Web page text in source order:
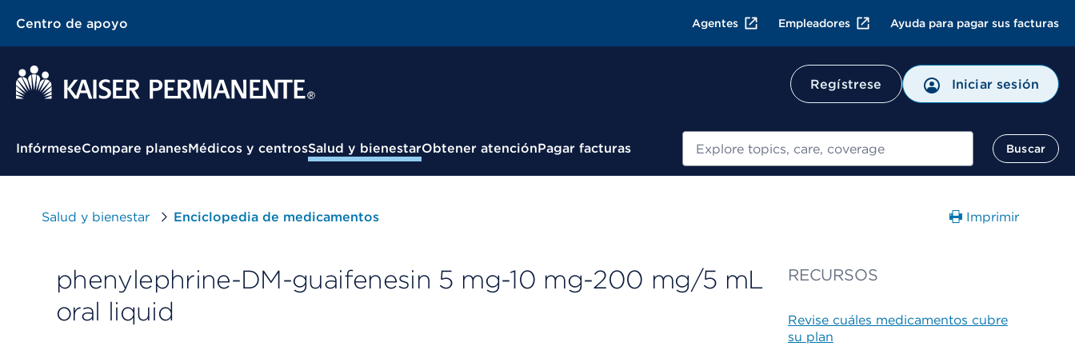
Centro de apoyo Agentes Empleadores Ayuda para pagar sus facturas
Regístrese Iniciar sesión
Menú contextual
InfórmeseCompare planesMédicos y centrosSalud y bienestarObtener atenciónPagar facturas Buscar
Salud y bienestar Enciclopedia de medicamentos Imprimir
phenylephrine-DM-guaifenesin 5 mg-10 mg-200 mg/5 mL
oral liquid
RECURSOS
Revise cuáles medicamentos cubre
su plan